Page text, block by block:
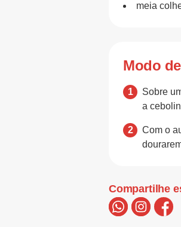
meia
Modo
Sobre
a
Com o
Compartilhe